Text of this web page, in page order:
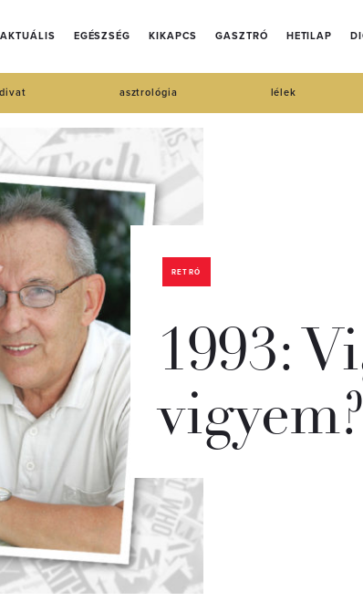
AKTUÁLIS EGÉSZSÉG KIKAPCS GASZTRÓ HETILAP
divat asztrológia lélek
RETRÓ
1993:
vigyem?